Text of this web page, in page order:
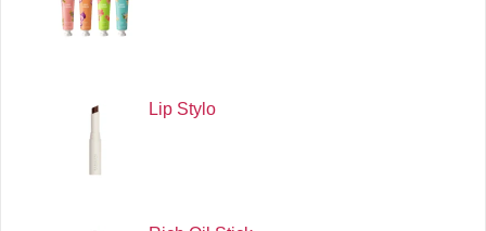
Lip Stylo